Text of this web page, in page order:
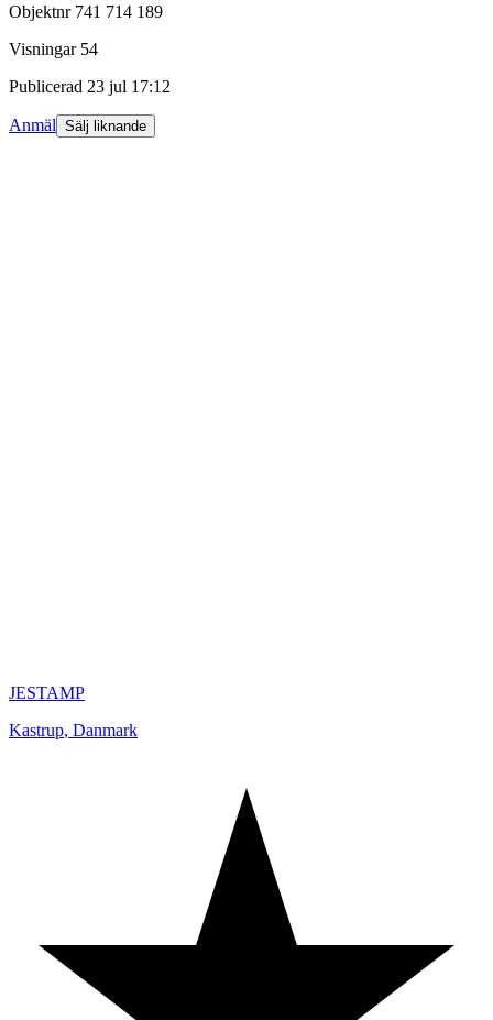
Objektnr 741 714 189
Visningar 54
Publicerad 23 jul 17:12
Anmäl Sälj liknande
JESTAMP
Kastrup, Danmark